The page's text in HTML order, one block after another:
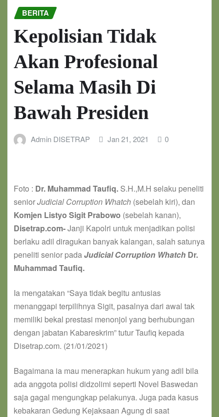
BERITA
Kepolisian Tidak
Akan Profesional
Selama Masih Di
Bawah Presiden
Admin DISETRAP Jan 21, 2021 0
Foto : Dr. Muhammad Taufiq. S.H.,M.H selaku peneliti
seniorJudicial Corruption Whatch (sebelah kiri), dan
Komjen Listyo Sigit Prabowo (sebelah kanan),
Disetrap.com-Janji Kapolri untuk menjadikan polisi
berlaku adil diragukan banyak kalangan, salah satunya
peneliti senior padaJudicial Corruption Whatch Dr.
Muhammad Taufiq.
Ia mengatakan “Saya tidak begitu antusias
menanggapi terpilihnya Sigit, pasalnya dari awal tak
memiliki bekal prestasi menonjol yang berhubungan
dengan jabatan Kabareskrim” tutur Taufiq kepada
Disetrap.com. (21/01/2021)
Bagaimana ia mau menerapkan hukum yang adil bila
ada anggota polisi didzolimi seperti Novel Baswedan
saja gagal mengungkap pelakunya. Juga pada kasus
kebakaran Gedung Kejaksaan Agung di saat